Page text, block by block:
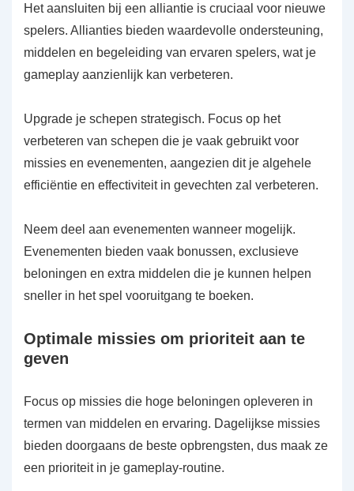
Het aansluiten bij een alliantie is cruciaal voor nieuwe
spelers. Allianties bieden waardevolle ondersteuning,
middelen en begeleiding van ervaren spelers, wat je
gameplay aanzienlijk kan verbeteren.
Upgrade je schepen strategisch. Focus op het
verbeteren van schepen die je vaak gebruikt voor
missies en evenementen, aangezien dit je algehele
efficiëntie en effectiviteit in gevechten zal verbeteren.
Neem deel aan evenementen wanneer mogelijk.
Evenementen bieden vaak bonussen, exclusieve
beloningen en extra middelen die je kunnen helpen
sneller in het spel vooruitgang te boeken.
Optimale missies om prioriteit aan te
geven
Focus op missies die hoge beloningen opleveren in
termen van middelen en ervaring. Dagelijkse missies
bieden doorgaans de beste opbrengsten, dus maak ze
een prioriteit in je gameplay-routine.